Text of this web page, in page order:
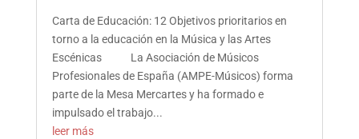
Carta de Educación: 12 Objetivos prioritarios en
torno a la educación en la Música y las Artes
Escénicas La Asociación de Músicos
Profesionales de España (AMPE-Músicos) forma
parte de la Mesa Mercartes y ha formado e
impulsado el trabajo...
leer más